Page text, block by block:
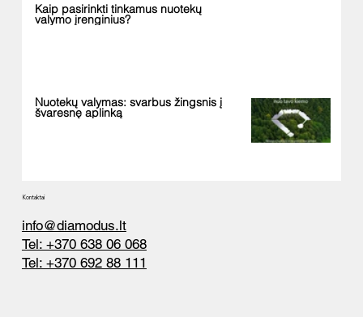
Kaip pasirinkti tinkamus nuotekų
valymo įrenginius?
Nuotekų valymas: svarbus žingsnis į
švaresnę aplinką
Kontaktai
info@diamodus.lt
Tel: +370 638 06 068
Tel: +370 692 88 111